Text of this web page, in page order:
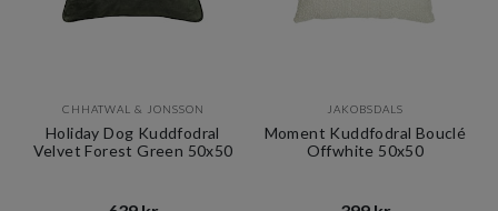
CHHATWAL & JONSSON
Holiday Dog Kuddfodral
Velvet Forest Green 50x50
JAKOBSDALS
Moment Kuddfodral Bouclé
Offwhite 50x50